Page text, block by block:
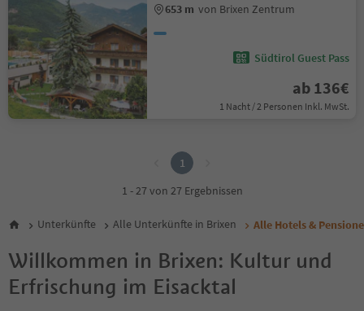
653 m von Brixen Zentrum
Südtirol Guest Pass
ab 136€
1 Nacht / 2 Personen Inkl. MwSt.
1
1 - 27 von 27 Ergebnissen
Unterkünfte Alle Unterkünfte in Brixen Alle Hotels &
Willkommen in Brixen: Kultur und
Erfrischung im Eisacktal